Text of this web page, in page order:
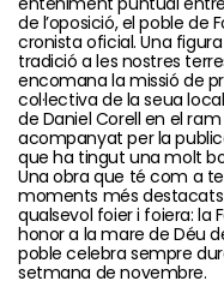
de l’oposició, el poble de
cronista oficial. Una
tradició a les nostres
encomana la missió de
col·lectiva de la seua
de Daniel Corell en el ram
acompanyat per la
que ha tingut una molt
Una obra que té com a
moments més
qualsevol foier i foiera: la
honor a la mare de Déu
poble celebra sempre
setmana de novembre.